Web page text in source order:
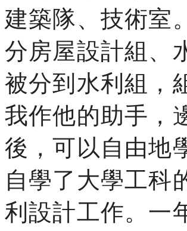
建築隊、技術室
分房屋設計組、
被分到水利組，
我作他的助手，
後，可以自由地
自學了大學工科
利設計工作。一